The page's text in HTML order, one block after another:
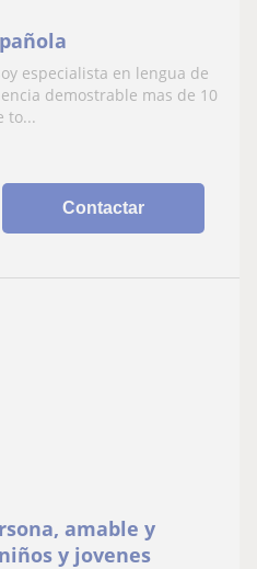
especialista en lengua de
demostrable mas de 10
to...
Contactar
amable y
y jovenes